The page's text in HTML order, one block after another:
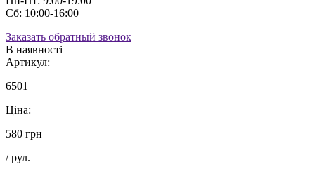
Сб: 10:00-16:00
Заказать обратный звонок
В наявності
Артикул:
6501
Ціна:
580 грн
/ рул.